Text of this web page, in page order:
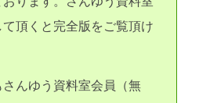
頂くと完全版をご覧頂け
んゆう資料室会員（無